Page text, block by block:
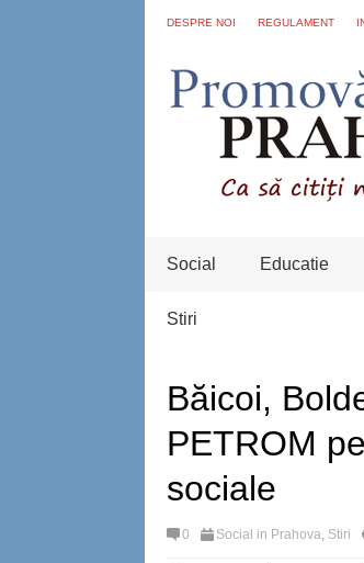
DESPRE NOI REGULAMENT
Social Educatie
Stiri
Băicoi,
PETROM
sociale
0 Social in Prahova, Stiri